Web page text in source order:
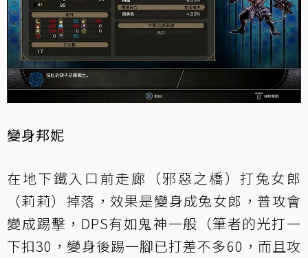
變身邦妮
在地下鐵入口前走廊（邪惡之橋）打兔女郎
（莉莉）掉落，效果是變身成兔女郎，普攻會
變成踢擊，DPS有如鬼神一般（筆者的光打一
下扣30，變身後踢一腳已打差不多60，而且攻